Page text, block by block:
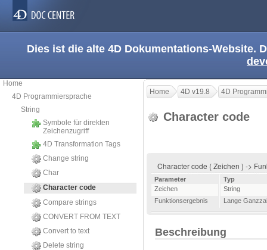
Dies ist die alte 4D Dokumentations-Website.
Home
4D Programmiersprache
String
Symbole für direkten
Zeichenzugriff
4D Transformation Tags
Change string
Char
Character code
Compare strings
CONVERT FROM TEXT
Convert to text
Delete string
Home 4D v19.8 4D
Character code
Character code ( Zeichen ) ->
Parameter
Typ
Zeichen
String
Funktionsergebnis
Lange
Beschreibung